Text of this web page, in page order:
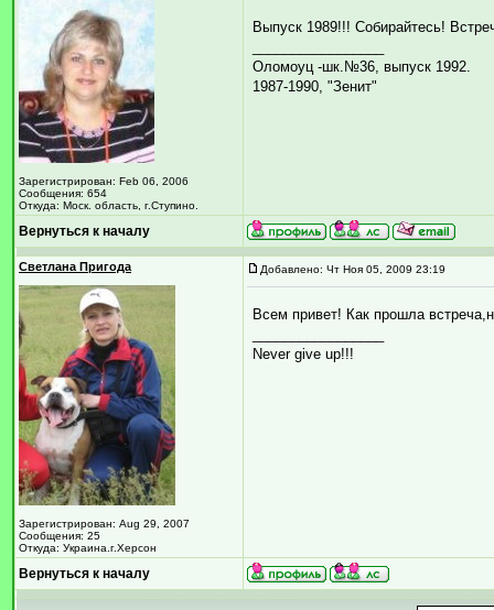
Зарегистрирован: Feb 06, 2006
Сообщения: 654
Откуда: Моск. область, г.Ступино.
Выпуск 1989!!! Собирайтесь!
Оломоуц -шк.№36, выпуск 1992.
1987-1990, "Зенит"
Вернуться к началу
Светлана Пригода
Зарегистрирован: Aug 29, 2007
Сообщения: 25
Откуда: Украина.г.Херсон
Добавлено: Чт Ноя 05, 2009 23:19
Всем привет! Как прошла
Never give up!!!
Вернуться к началу